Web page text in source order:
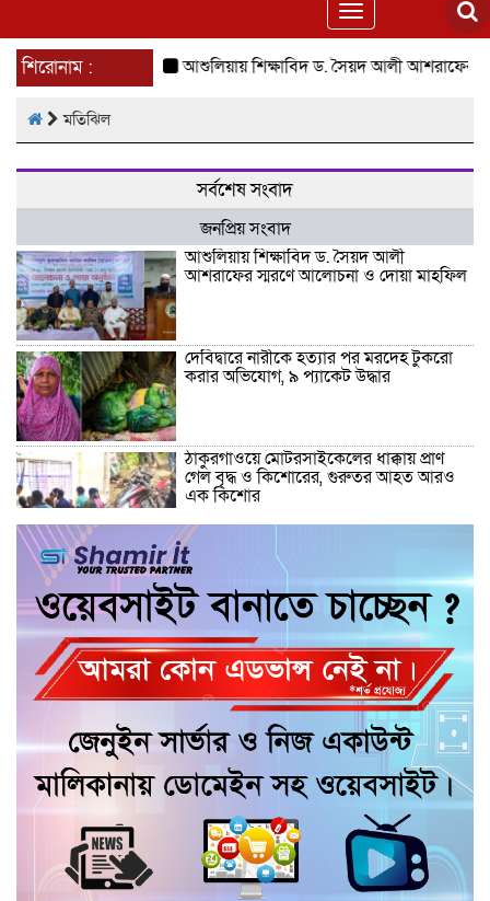
Toggle
navigation
শিরোনাম : আশুলিয়ায় শিক্ষাবিদ ড. সৈয়দ আলী আশরাফের
মতিঝিল
সর্বশেষ সংবাদ
জনপ্রিয় সংবাদ
আশুলিয়ায় শিক্ষাবিদ ড. সৈয়দ আলী
আশরাফের স্মরণে আলোচনা ও দোয়া মাহফিল
দেবিদ্বারে নারীকে হত্যার পর মরদেহ টুকরো
করার অভিযোগ, ৯ প্যাকেট উদ্ধার
ঠাকুরগাঁওয়ে মোটরসাইকেলের ধাক্কায় প্রাণ
গেল বৃদ্ধ ও কিশোরের, গুরুতর আহত আরও
এক কিশোর
ঠাকুরগাঁওয়ে মাছ ধরতে গিয়ে আর ফেরা হলো
না বাড়ি, নোনো নদীতে বৃদ্ধের মর্মান্তিক মৃত্যু
টঙ্গিবাড়ীতে মালদ্বীপের রাষ্ট্রদূত, শিক্ষার্থীদের
সঙ্গে মতবিনিময় ও সোনারং জোড়া মঠ
পরিদর্শন
গৌরনদীতে বিএনপি নেতাদের বিরুদ্ধে মিথ্যা
চাঁদা দাবির অভিযোগের তীব্র প্রতিবাদ ও
ক্ষোভ প্রকাশ
যাত্রাপথে গৌরনদীর টং দোকানে চা পান
তথ্যমন্ত্রী, স্থানীয়দের সঙ্গে কুশল বিনিময়